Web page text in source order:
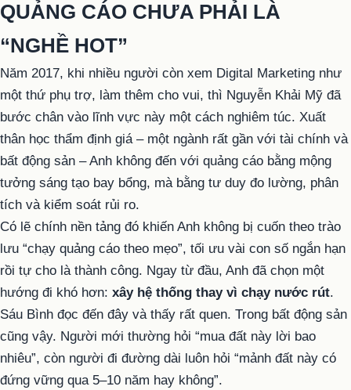
QUẢNG CÁO CHƯA PHẢI LÀ
“NGHỀ HOT”
Năm 2017, khi nhiều người còn xem Digital Marketing như
một thứ phụ trợ, làm thêm cho vui, thì Nguyễn Khải Mỹ đã
bước chân vào lĩnh vực này một cách nghiêm túc. Xuất
thân học thẩm định giá – một ngành rất gần với tài chính và
bất động sản – Anh không đến với quảng cáo bằng mộng
tưởng sáng tạo bay bổng, mà bằng tư duy đo lường, phân
tích và kiểm soát rủi ro.
Có lẽ chính nền tảng đó khiến Anh không bị cuốn theo trào
lưu “chạy quảng cáo theo mẹo”, tối ưu vài con số ngắn hạn
rồi tự cho là thành công. Ngay từ đầu, Anh đã chọn một
hướng đi khó hơn: xây hệ thống thay vì chạy nước rút.
Sáu Bình đọc đến đây và thấy rất quen. Trong bất động sản
cũng vậy. Người mới thường hỏi “mua đất này lời bao
nhiêu”, còn người đi đường dài luôn hỏi “mảnh đất này có
đứng vững qua 5–10 năm hay không”.